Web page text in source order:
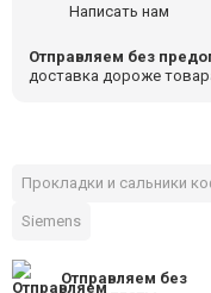
Написать нам
Отправляем без
доставка дороже
Прокладки и сальники
Siemens
Отправляем без